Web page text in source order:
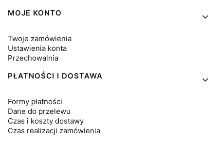
MOJE KONTO
Twoje zamówienia
Ustawienia konta
Przechowalnia
PŁATNOŚCI I DOSTAWA
Formy płatności
Dane do przelewu
Czas i koszty dostawy
Czas realizacji zamówienia